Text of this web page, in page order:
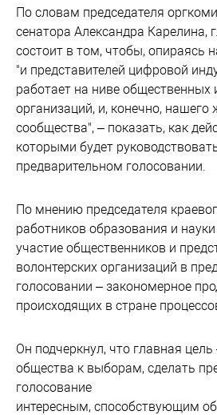
По словам председателя
сенатора Александра Карелина,
состоит в том, чтобы, опираясь
"и представителей цифровой
работает на ниве общественных
организаций, и, конечно, нашего
сообщества", – показать, как
которыми будет
предварительном голосовании.
По мнению председателя
работников образования и
участие общественников и
волонтерских организаций в
голосовании – закономерное
происходящих в стране
Он подчеркнул, что главная
общества к выборам, сделать
голосование
интересным, способствующим